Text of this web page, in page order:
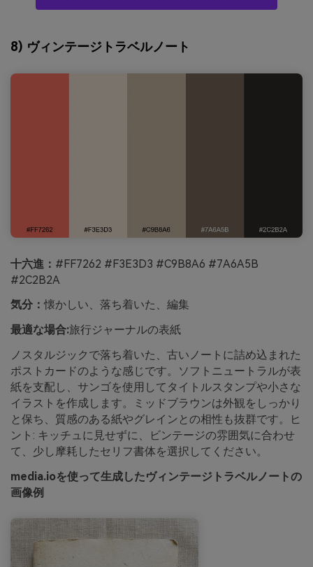
8) ヴィンテージトラベルノート
十六進： #FF7262 #F3E3D3 #C9B8A6 #7A6A5B
#2C2B2A
気分： 懐かしい、落ち着いた、編集
最適な場合:旅行ジャーナルの表紙
ノスタルジックで落ち着いた、古いノートに詰め込まれた
ポストカードのような感じです。ソフトニュートラルが表
紙を支配し、サンゴを使用してタイトルスタンプや小さな
イラストを作成します。ミッドブラウンは外観をしっかり
と保ち、質感のある紙やグレインとの相性も抜群です。ヒ
ント: キッチュに見せずに、ビンテージの雰囲気に合わせ
て、少し摩耗したセリフ書体を選択してください。
media.ioを使って生成したヴィンテージトラベルノートの
画像例